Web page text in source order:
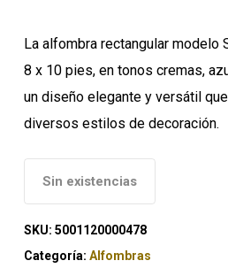
La alfombra rectangular modelo
8 x 10 pies, en tonos cremas,
un diseño elegante y versátil
diversos estilos de decoración.
Sin existencias
SKU: 5001120000478
Categoría: Alfombras